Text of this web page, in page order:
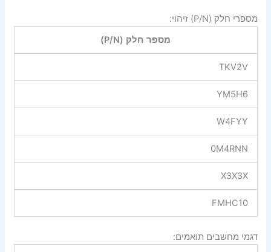
מספרי חלק (P/N) זיהוי:
מספר חלק (P/N)
TKV2V
YM5H6
W4FYY
0M4RNN
X3X3X
FMHC10
דגמי מחשבים תואמים: